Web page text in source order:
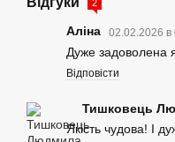
2
Аліна 02.02.2026 в
Дуже задоволена
Відповісти
Тишковець
Якість чудова! І